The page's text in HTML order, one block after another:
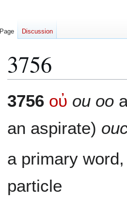
3756
to
to
3756 οὐ ou oo
an aspirate)
a primary
particle
Page Discussion